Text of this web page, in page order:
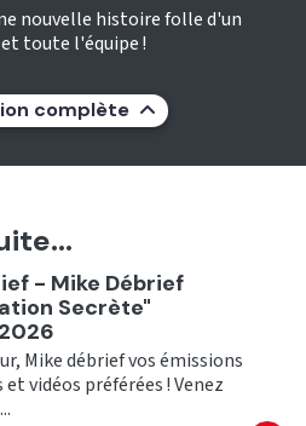
nouvelle histoire folle d'un
toute l'équipe !
complète
- Mike Débrief
Secrète"
Mike débrief vos émissions
vidéos préférées ! Venez